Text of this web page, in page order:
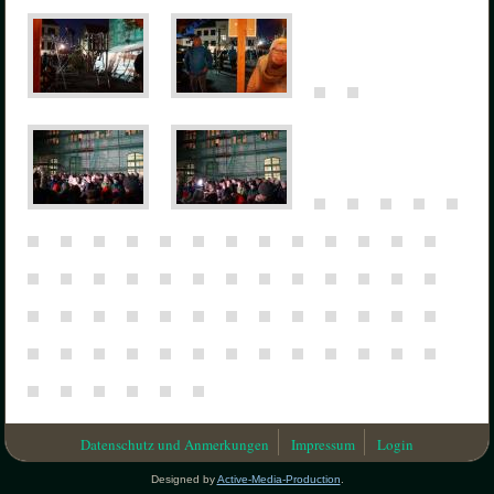
Datenschutz und Anmerkungen Impressum Login
Designed byActive-Media-Production.